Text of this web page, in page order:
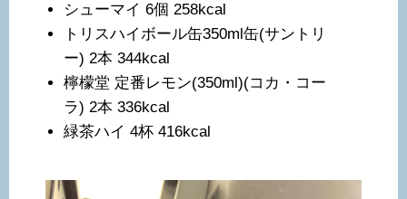
シューマイ 6個 258kcal
トリスハイボール缶350ml缶(サントリ
ー) 2本 344kcal
檸檬堂 定番レモン(350ml)(コカ・コー
ラ) 2本 336kcal
緑茶ハイ 4杯 416kcal